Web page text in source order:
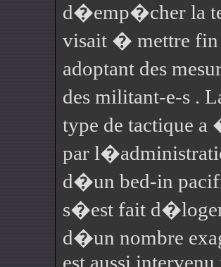
d�emp�cher la
visait � mettre fin
adoptant des
des militant-e-s .
type de tactique
par
d�un bed-in
s�est fait
d�un nombre
est aussi